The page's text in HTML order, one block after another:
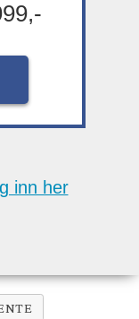
inn her